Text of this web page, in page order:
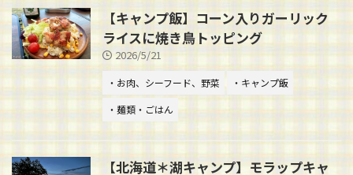
【キャンプ飯】コーン入りガーリック
ライスに焼き鳥トッピング
2026/5/21
・お肉、シーフード、野菜
・キャンプ飯
・麺類・ごはん
【北海道＊湖キャンプ】モラップキャ